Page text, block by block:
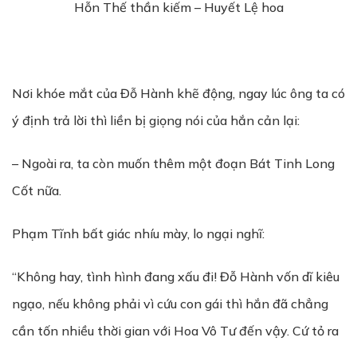
Hỗn Thế thần kiếm – Huyết Lệ hoa
Nơi khóe mắt của Đỗ Hành khẽ động, ngay lúc ông ta có
ý định trả lời thì liền bị giọng nói của hắn cản lại:
– Ngoài ra, ta còn muốn thêm một đoạn Bát Tinh Long
Cốt nữa.
Phạm Tĩnh bất giác nhíu mày, lo ngại nghĩ:
“Không hay, tình hình đang xấu đi! Đỗ Hành vốn dĩ kiêu
ngạo, nếu không phải vì cứu con gái thì hắn đã chẳng
cần tốn nhiều thời gian với Hoa Vô Tư đến vậy. Cứ tỏ ra